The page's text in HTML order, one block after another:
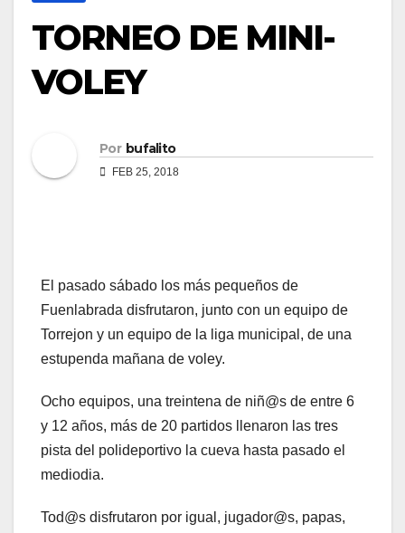
TORNEO DE MINI-
VOLEY
Por bufalito
FEB 25, 2018
El pasado sábado los más pequeños de
Fuenlabrada disfrutaron, junto con un equipo de
Torrejon y un equipo de la liga municipal, de una
estupenda mañana de voley.
Ocho equipos, una treintena de niñ@s de entre 6
y 12 años, más de 20 partidos llenaron las tres
pista del polideportivo la cueva hasta pasado el
mediodia.
Tod@s disfrutaron por igual, jugador@s, papas,